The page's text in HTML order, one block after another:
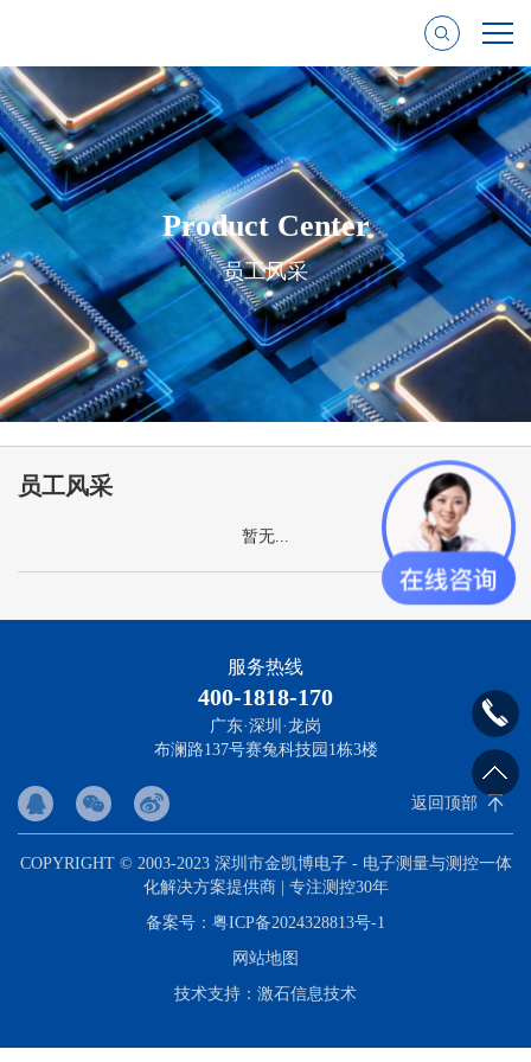
Product Center
员工风采
员工风采
暂无...
服务热线
400-1818-170
广东·深圳·龙岗
布澜路137号赛兔科技园1栋3楼
返回顶部
COPYRIGHT © 2003-2023 深圳市金凯博电子 - 电子测量与测控一体
化解决方案提供商 | 专注测控30年
备案号： 粤ICP备2024328813号-1
网站地图
技术支持： 激石信息技术